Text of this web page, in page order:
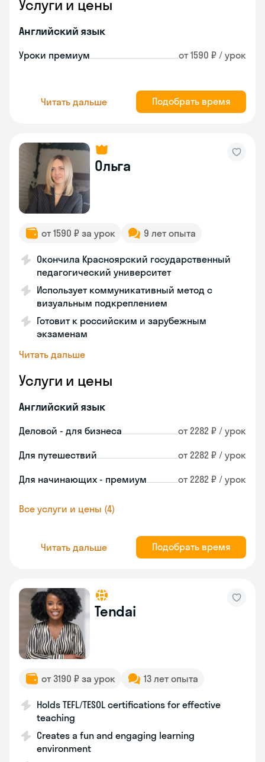
Услуги и цены
Английский язык
Уроки премиум от 1590 ₽ / урок
Читать дальше Подобрать время
Ольга
от 1590 ₽ за урок 9 лет опыта
Окончила Красноярский государственный
педагогический университет
Использует коммуникативный метод с
визуальным подкреплением
Готовит к российским и зарубежным
экзаменам
Читать дальше
Услуги и цены
Английский язык
Деловой - для бизнеса от 2282 ₽ / урок
Для путешествий от 2282 ₽ / урок
Для начинающих - премиум от 2282 ₽ / урок
Все услуги и цены (4)
Читать дальше Подобрать время
Tendai
от 3190 ₽ за урок 13 лет опыта
Holds TEFL/TESOL certifications for effective
teaching
Creates a fun and engaging learning
environment